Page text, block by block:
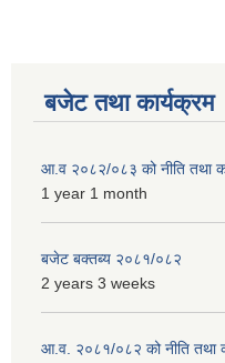
बजेट तथा कार्यक्रम
आ.व २०८२/०८३ को नीति तथा
1 year 1 month
बजेट बक्तब्य २०८१/०८२
2 years 3 weeks
आ.व. २०८१/०८२ को नीति तथा